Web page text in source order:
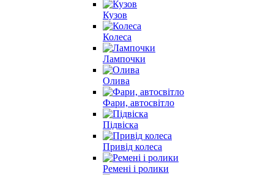
Кузов
Колеса
Лампочки
Олива
Фари, автосвітло
Підвіска
Привід колеса
Ремені і ролики